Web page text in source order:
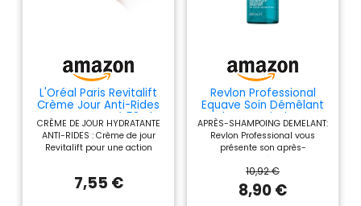
L'Oréal Paris Revitalift
Crème Jour Anti-Rides
Extra-Fermeté 50ml
CRÈME DE JOUR HYDRATANTE
ANTI-RIDES : Crème de jour
Revitalift pour une action
résultats visibles dès 7 jours.
7,55 €
Revlon Professional
Equave Soin Démêlant
Cheveux Bi-Phase
Hydratant 200ml
APRÈS-SHAMPOING DEMELANT:
Revlon Professional vous
présente son après-
shampooing démêlant sans
rinçage, Ce soin des cheveux
Revlon Professional est sans
rinçage, Le soin cheveux
10,92 €
8,90 €